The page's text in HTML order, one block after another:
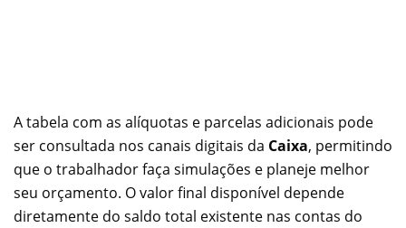
A tabela com as alíquotas e parcelas adicionais pode
ser consultada nos canais digitais da Caixa, permitindo
que o trabalhador faça simulações e planeje melhor
seu orçamento. O valor final disponível depende
diretamente do saldo total existente nas contas do